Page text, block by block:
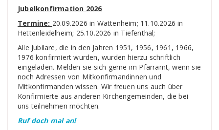
Jubelkonfirmation 2026
Termine: 20.09.2026 in Wattenheim; 11.10.2026 in
Hettenleidelheim; 25.10.2026 in Tiefenthal;
Alle Jubilare, die in den Jahren 1951, 1956, 1961, 1966,
1976 konfirmiert wurden, wurden hierzu schriftlich
eingeladen. Melden sie sich gerne im Pfarramt, wenn sie
noch Adressen von Mitkonfirmandinnen und
Mitkonfirmanden wissen. Wir freuen uns auch über
Konfirmierte aus anderen Kirchengemeinden, die bei
uns teilnehmen möchten.
Ruf doch mal an!